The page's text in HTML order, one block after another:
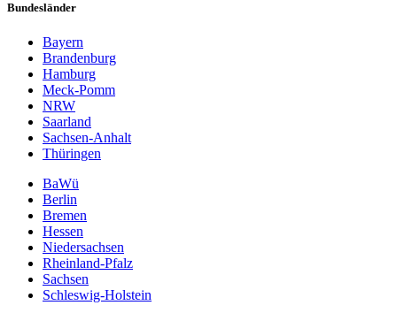
Bundesländer
Bayern
Brandenburg
Hamburg
Meck-Pomm
NRW
Saarland
Sachsen-Anhalt
Thüringen
BaWü
Berlin
Bremen
Hessen
Niedersachsen
Rheinland-Pfalz
Sachsen
Schleswig-Holstein